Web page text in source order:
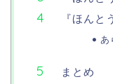
『ほん
あ
まとめ